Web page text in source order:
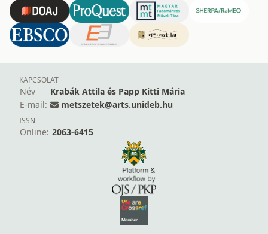
KAPCSOLAT
Név
Krabák Attila és Papp Kitti Mária
E-mail:
metszetek@arts.unideb.hu
ISSN
Online: 2063-6415